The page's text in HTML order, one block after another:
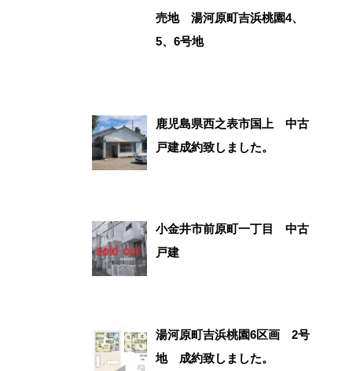
売地 湯河原町吉浜桃園4、
5、6号地
鹿児島県西之表市国上 中古
戸建成約致しました。
小金井市前原町一丁目 中古
戸建
湯河原町吉浜桃園6区画 2号
地 成約致しました。